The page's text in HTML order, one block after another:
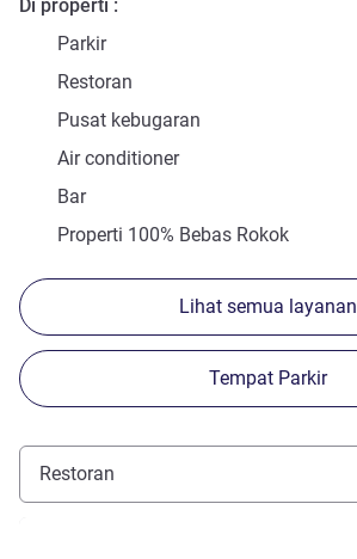
Di properti
Parkir
Restoran
Pusat kebugaran
Air conditioner
Bar
Properti 100% Bebas Rokok
Lihat semua layanan
Tempat Parkir
Restoran